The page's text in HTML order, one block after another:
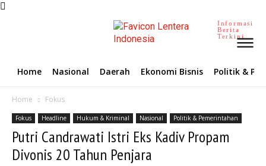
Informasi
Berita
Terkini
Home Nasional Daerah Ekonomi Bisnis Politik &
Home Fokus
Fokus Headline Hukum & Kriminal Nasional Politik & Pemerintahan
Putri Candrawati Istri Eks Kadiv Propam
Divonis 20 Tahun Penjara